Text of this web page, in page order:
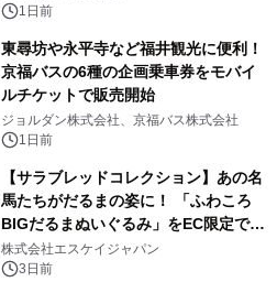
1日前
東尋坊や永平寺など福井観光に便利！
京福バスの6種の企画乗車券をモバイ
ルチケットで販売開始
ジョルダン株式会社、京福バス株式会社
1日前
【サラブレッドコレクション】あの名
馬たちがだるまの姿に！ 「ふわころ
BIGだるまぬいぐるみ」をEC限定で受
注販売開始
株式会社エスケイジャパン
3日前